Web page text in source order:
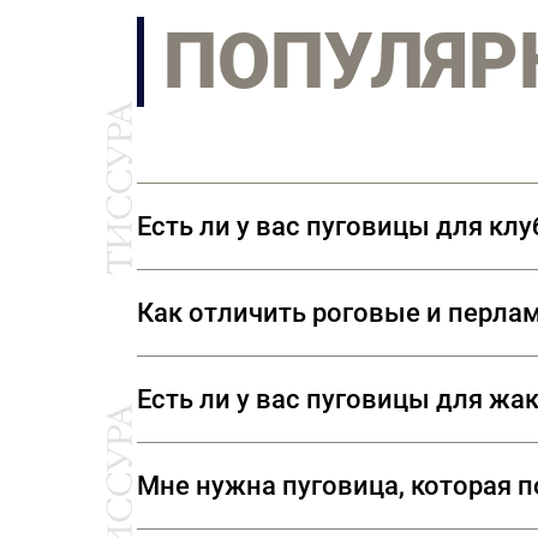
Есть ли у вас пуговицы для
символикой. Также вы можете
Как отличить роговые и
идеально идентичны. Натуральный
согреется. Перламутровые
Есть ли у вас пуговицы для
«Шанель», но и различную тесьму,
Мне нужна пуговица, которая